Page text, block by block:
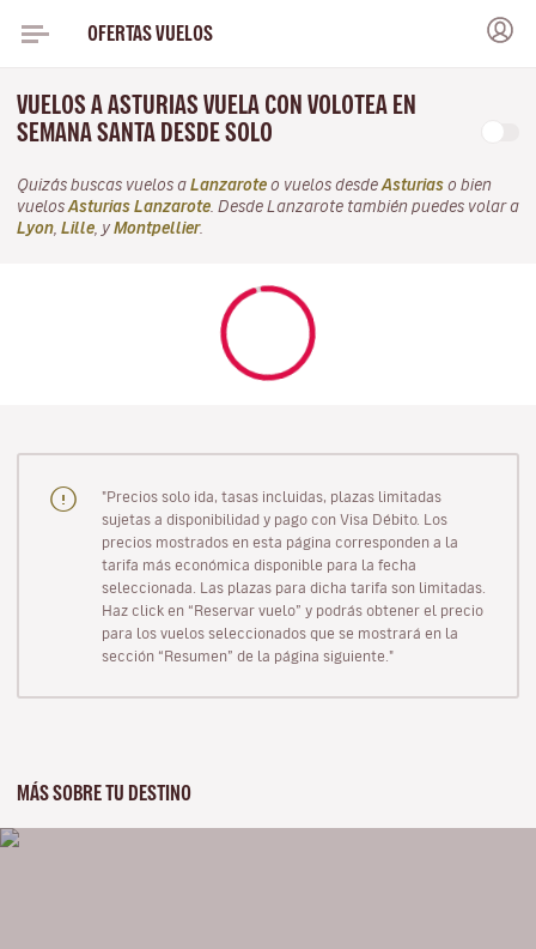
OFERTAS VUELOS
VUELOS A ASTURIAS VUELA CON VOLOTEA EN
SEMANA SANTA DESDE SOLO
Quizás buscas vuelos a Lanzarote o vuelos desde Asturias o bien
vuelos Asturias Lanzarote . Desde Lanzarote también puedes volar a
Lyon Lille , y Montpellier.
"Precios solo ida, tasas incluidas, plazas limitadas
sujetas a disponibilidad y pago con Visa Débito. Los
precios mostrados en esta página corresponden a la
tarifa más económica disponible para la fecha
seleccionada. Las plazas para dicha tarifa son limitadas.
Haz click en “Reservar vuelo” y podrás obtener el precio
para los vuelos seleccionados que se mostrará en la
sección “Resumen” de la página siguiente."
MÁS SOBRE TU DESTINO